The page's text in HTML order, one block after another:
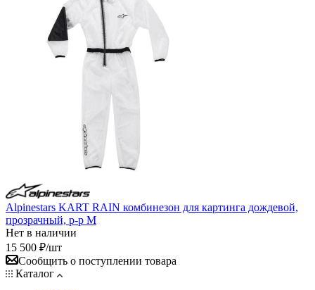
Alpinestars KART RAIN комбинезон для картинга дождевой,
прозрачный, р-р M
Нет в наличии
15 500 ₽/шт
Сообщить о поступлении товара
Каталог